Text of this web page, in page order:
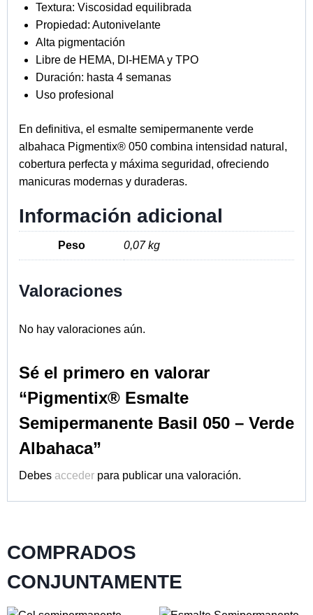
Textura: Viscosidad equilibrada
Propiedad: Autonivelante
Alta pigmentación
Libre de HEMA, DI-HEMA y TPO
Duración: hasta 4 semanas
Uso profesional
En definitiva, el esmalte semipermanente verde
albahaca Pigmentix® 050 combina intensidad natural,
cobertura perfecta y máxima seguridad, ofreciendo
manicuras modernas y duraderas.
Información adicional
Peso 0,07 kg
Valoraciones
No hay valoraciones aún.
Sé el primero en valorar
“Pigmentix® Esmalte
Semipermanente Basil 050 – Verde
Albahaca”
Debes acceder para publicar una valoración.
COMPRADOS
CONJUNTAMENTE